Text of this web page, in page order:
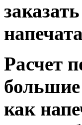
Расчет
как